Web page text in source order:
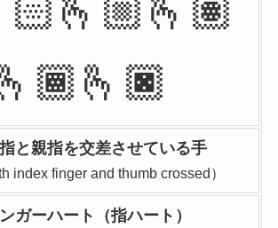
と親指を交差させている手
index finger and thumb crossed）
ガーハート（指ハート）